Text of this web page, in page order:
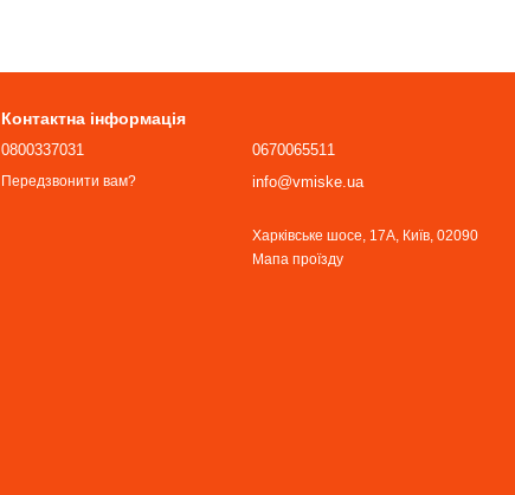
Контактна інформація
0800337031
Передзвонити вам?
0670065511
info@vmiske.ua
Харківське шосе, 17А, Київ, 02090
Мапа проїзду